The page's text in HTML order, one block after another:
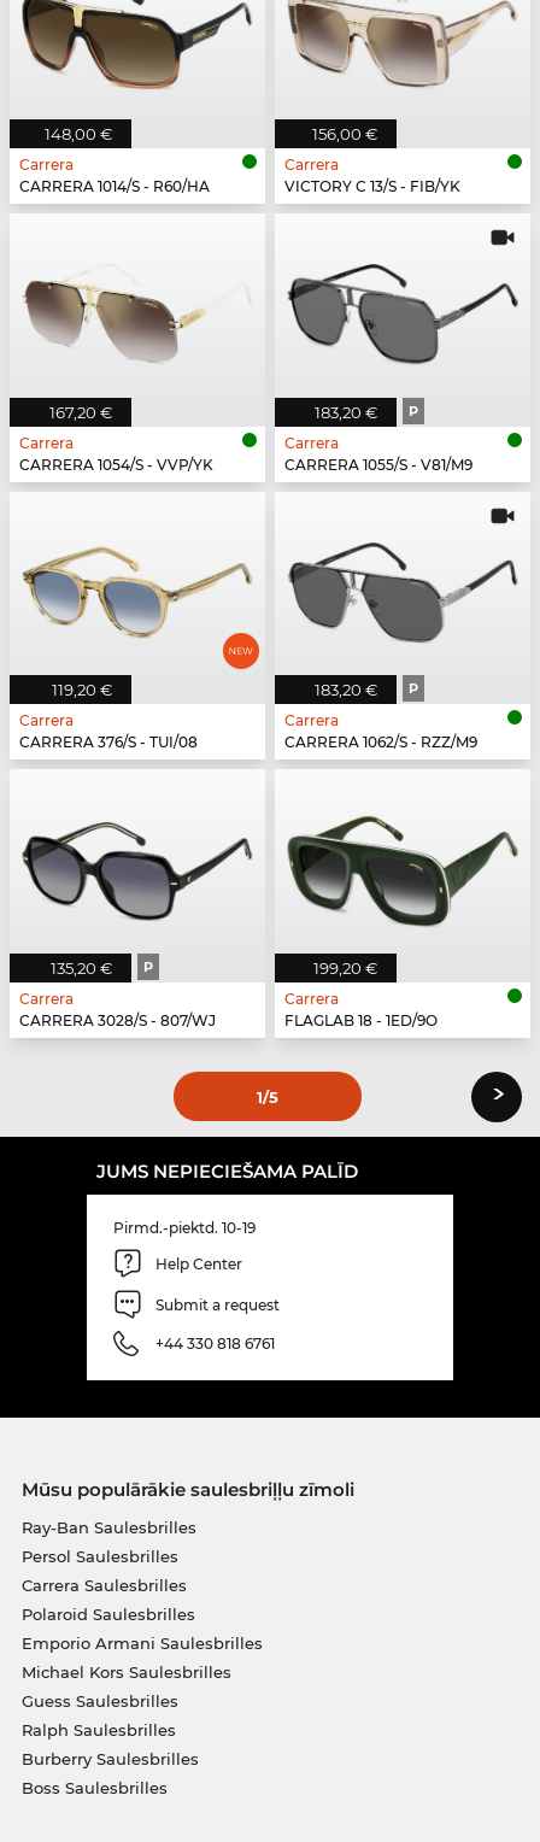
148,00 €
Carrera
CARRERA 1014/S - R60/HA
156,00 €
Carrera
VICTORY C 13/S - FIB/YK
167,20 €
Carrera
CARRERA 1054/S - VVP/YK
183,20 € P
Carrera
CARRERA 1055/S - V81/M9
119,20 €
Carrera
CARRERA 376/S - TUI/08
183,20 € P
Carrera
CARRERA 1062/S - RZZ/M9
135,20 € P
Carrera
CARRERA 3028/S - 807/WJ
199,20 €
Carrera
FLAGLAB 18 - 1ED/9O
1/5 ›
JUMS NEPIECIEŠAMA PALĪD
Pirmd.-piektd. 10-19
Help Center
Submit a request
+44 330 818 6761
Mūsu populārākie saulesbriļļu zīmoli
Ray-Ban Saulesbrilles
Persol Saulesbrilles
Carrera Saulesbrilles
Polaroid Saulesbrilles
Emporio Armani Saulesbrilles
Michael Kors Saulesbrilles
Guess Saulesbrilles
Ralph Saulesbrilles
Burberry Saulesbrilles
Boss Saulesbrilles